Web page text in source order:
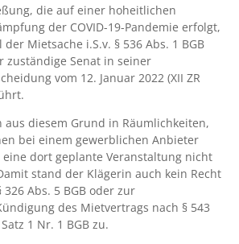
die auf einer hoheitlichen
der COVID-19-Pandemie erfolgt,
Mietsache i.S.v. § 536 Abs. 1 BGB
zuständige Senat in seiner
vom 12. Januar 2022 (XII ZR
aus diesem Grund in Räumlichkeiten,
bei einem gewerblichen Anbieter
dort geplante Veranstaltung nicht
stand der Klägerin auch kein Recht
Abs. 5 BGB oder zur
des Mietvertrags nach § 543
1 Nr. 1 BGB zu.